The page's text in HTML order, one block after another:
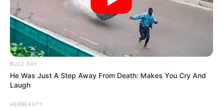
BUZZ DAY
He Was Just A Step Away From Death: Makes You Cry And
Laugh
HERBEAUTY